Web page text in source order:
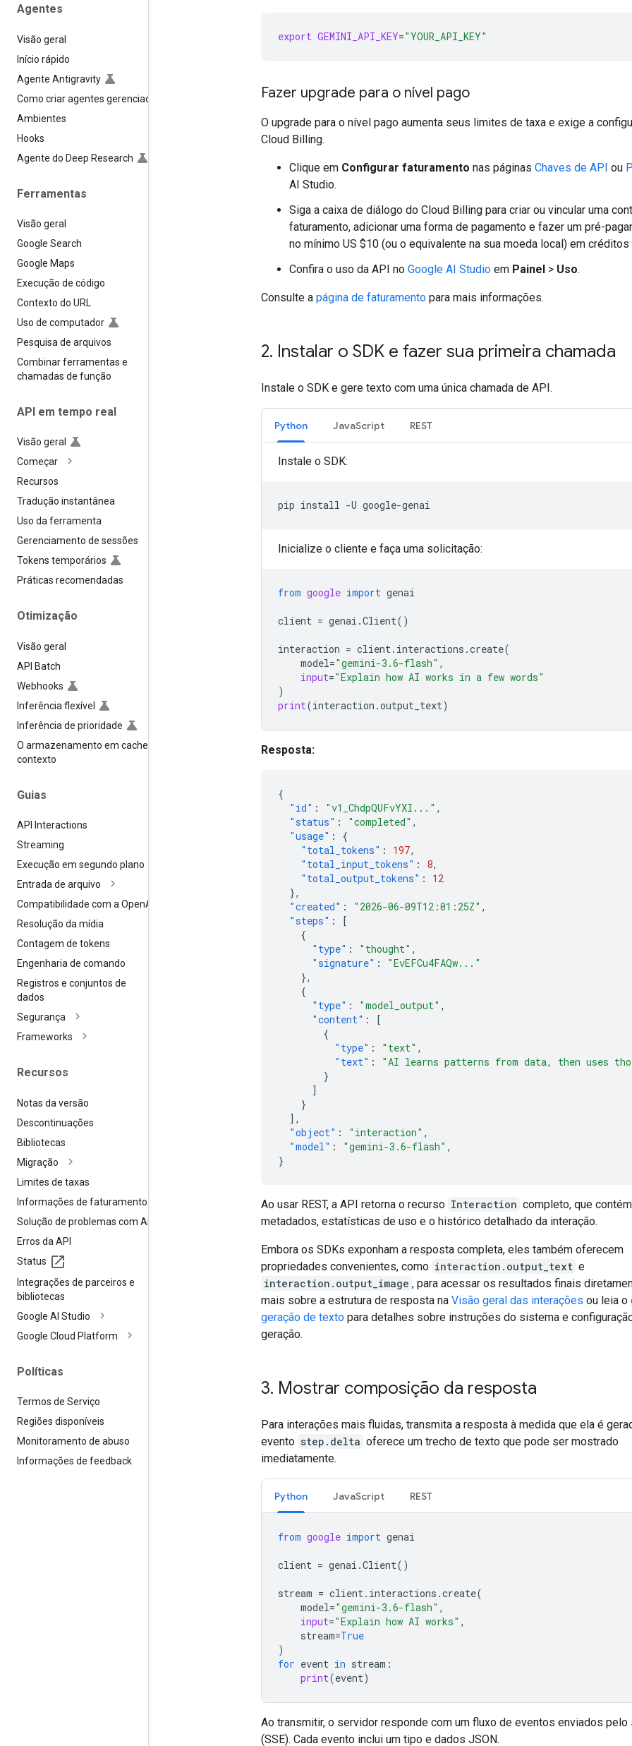
Agentes
Visão geral
Início rápido
Agente Antigravity
Como criar agentes gerenciados
Ambientes
Hooks
Agente do Deep Research
Ferramentas
Visão geral
Google Search
Google Maps
Execução de código
Contexto do URL
Uso de computador
Pesquisa de arquivos
Combinar ferramentas e
chamadas de função
API em tempo real
Visão geral
Começar
Recursos
Tradução instantânea
Uso da ferramenta
Gerenciamento de sessões
Tokens temporários
Práticas recomendadas
Otimização
Visão geral
API Batch
Webhooks
Inferência flexível
Inferência de prioridade
O armazenamento em cache de
contexto
Guias
API Interactions
Streaming
Execução em segundo plano
Entrada de arquivo
Compatibilidade com a OpenAI
Resolução da mídia
Contagem de tokens
Engenharia de comando
Registros e conjuntos de
dados
Segurança
Frameworks
Recursos
Notas da versão
Descontinuações
Bibliotecas
Migração
Limites de taxas
Informações de faturamento
Solução de problemas com APIs
Erros da API
Status
Integrações de parceiros e
bibliotecas
Google AI Studio
Google Cloud Platform
Políticas
Termos de Serviço
Regiões disponíveis
Monitoramento de abuso
Informações de feedback
export GEMINI_API_KEY="YOUR_API_KEY"
Fazer upgrade para o nível pago
O upgrade para o nível pago aumenta seus limites de taxa e exige a
Cloud Billing.
Clique em Configurar faturamento nas páginas Chaves de API ou
AI Studio.
Siga a caixa de diálogo do Cloud Billing para criar ou vincular uma
faturamento, adicionar uma forma de pagamento e fazer um pré-
no mínimo US $10 (ou o equivalente na sua moeda local) em créditos
Confira o uso da API no Google AI Studio em Painel > Uso.
Consulte a página de faturamento para mais informações.
2. Instalar o SDK e fazer sua primeira chamada
Instale o SDK e gere texto com uma única chamada de API.
Python JavaScript REST
Instale o SDK:
pip install -U
Inicialize o cliente e faça uma solicitação:
from google import genai
client = genai .Client()
interaction = client. interactions .create(
model="gemini-3.6-flash" ,
input="Explain how AI works in a few words"
)
print(interaction .output_text)
Resposta:
{
"id" : "v1_ChdpQUFvYXI..." ,
"status" : "completed" ,
"usage" :
{
"total_tokens" : 197,
"total_input_tokens" : 8,
"total_output_tokens" :
12
},
"created" : "2026-06-09T12:01:25Z" ,
"steps" :
[
{
"type" : "thought" ,
"signature" :
"EvEFCu4FAQw..."
},
{
"type" : "model_output" ,
"content" :
[
{
"type" : "text" ,
"text" :
"AI learns patterns from data, then uses
}
]
}
],
"object" : "interaction" ,
"model" : "gemini-3.6-flash" ,
}
Ao usar REST, a API retorna o recurso Interaction completo, que contém
metadados, estatísticas de uso e o histórico detalhado da interação.
Embora os SDKs exponham a resposta completa, eles também oferecem
propriedades convenientes, como interaction.output_text e
interaction.output_image , para acessar os resultados finais
mais sobre a estrutura de resposta na Visão geral das interações ou leia o
geração de texto para detalhes sobre instruções do sistema e
geração.
3. Mostrar composição da resposta
Para interações mais fluidas, transmita a resposta à medida que ela é
evento step.delta oferece um trecho de texto que pode ser mostrado
imediatamente.
Python JavaScript REST
from google import genai
client = genai .Client()
stream = client. interactions .create(
model="gemini-3.6-flash" ,
input="Explain how AI works" ,
stream=True
)
for event in stream :
print(event)
Ao transmitir, o servidor responde com um fluxo de eventos enviados pelo
(SSE). Cada evento inclui um tipo e dados JSON.